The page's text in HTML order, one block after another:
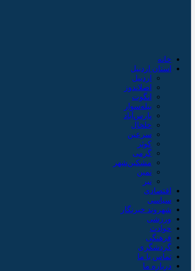
خانه
استان اردبیل
اردبیل
اصلاندوز
انگوت
بیله‌سوار
پارس‌آباد
خلخال
سرعین
کوثر
گرمی
مشکین‌شهر
نمین
نیر
اقتصادی
سیاسی
شهروند خبرنگار
ورزشی
حوادث
فرهنگی
گردشگری
تماس با ما
درباره ما